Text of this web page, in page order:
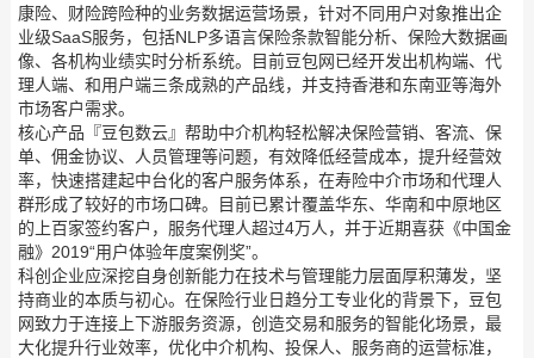
康险、财险跨险种的业务数据运营场景，针对不同用户对象推出企
业级SaaS服务，包括NLP多语言保险条款智能分析、保险大数据画
像、各机构业绩实时分析系统。目前豆包网已经开发出机构端、代
理人端、和用户端三条成熟的产品线，并支持香港和东南亚等海外
市场客户需求。
核心产品『豆包数云』帮助中介机构轻松解决保险营销、客流、保
单、佣金协议、人员管理等问题，有效降低经营成本，提升经营效
率，快速搭建起中台化的客户服务体系，在寿险中介市场和代理人
群形成了较好的市场口碑。目前已累计覆盖华东、华南和中原地区
的上百家签约客户，服务代理人超过4万人，并于近期喜获《中国金
融》2019“用户体验年度案例奖”。
科创企业应深挖自身创新能力在技术与管理能力层面厚积薄发，坚
持商业的本质与初心。在保险行业日趋分工专业化的背景下，豆包
网致力于连接上下游服务资源，创造交易和服务的智能化场景，最
大化提升行业效率，优化中介机构、投保人、服务商的运营标准，